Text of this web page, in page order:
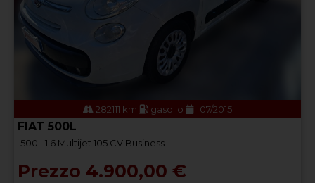
282111 km gasolio 07/2015
FIAT 500L
500L 1.6 Multijet 105 CV Business
Prezzo 4.900,00 €